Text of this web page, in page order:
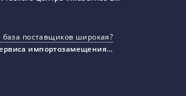
поставщиков широкая?
импортозамещения…